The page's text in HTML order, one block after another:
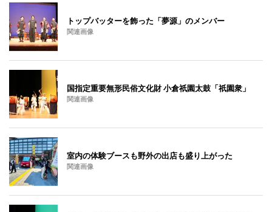
トップバッターを飾った「夢源」のメンバー
関連画像
国指定重要無形民俗文化財 小倉祇園太鼓「祇園衆」
関連画像
室内の体験ブースも野外の出店も盛り上がった
関連画像